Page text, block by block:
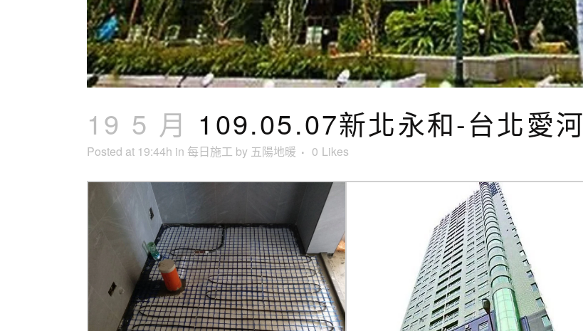
19 5 月 109.05.07新北永和-台北愛河
Posted at 19:44h in 每日施工 by 五陽地暖 0 Likes